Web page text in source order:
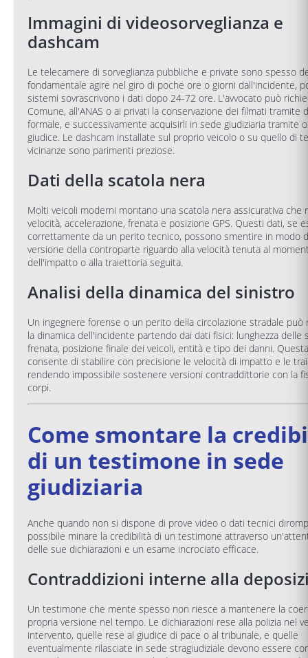
Immagini di videosorveglianza e
dashcam
Le telecamere di sorveglianza pubbliche e private sono spesso
fondamentale agire nel giro di poche ore o giorni dall'incidente,
sistemi sovrascrivono i dati dopo 24-72 ore. L'avvocato può
Comune, all'ANAS o ai privati la conservazione dei filmati tramite
formale, e successivamente acquisirli in sede giudiziaria tramite
giudice. Le dashcam installate sul proprio veicolo o su quello di
vicinanze sono parimenti preziose.
Dati della scatola nera
Molti veicoli moderni montano una scatola nera assicurativa che
velocità, accelerazione, frenata e posizione GPS. Questi dati, se
correttamente da un perito tecnico, possono smentire in modo
versione della controparte riguardo alla velocità tenuta al
dell'impatto o alla traiettoria seguita.
Analisi della dinamica del sinistro
Un ingegnere forense o un perito della circolazione stradale può
la dinamica dell'incidente partendo dai dati fisici: lunghezza delle
frenata, posizione finale dei veicoli, entità e tipo dei danni.
consente di stabilire con precisione le velocità di impatto e le
rendendo impossibile sostenere versioni contraddittorie con la
corpi.
Come smontare la
di un testimone in sede
giudiziaria
Anche quando non si dispone di prove video o dati tecnici
possibile minare la credibilità di un testimone attraverso
delle sue dichiarazioni e un esame incrociato efficace.
Contraddizioni interne alla
Un testimone che mente spesso non riesce a mantenere la
propria versione nel tempo. Le dichiarazioni rese alla polizia nel
intervento, quelle rese al giudice di pace o al tribunale, e quelle
eventualmente rilasciate in sede stragiudiziale devono essere